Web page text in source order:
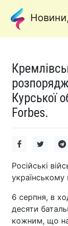
Курської
Forbes.
Російські
6 серпня, в
десяти
кожним, що